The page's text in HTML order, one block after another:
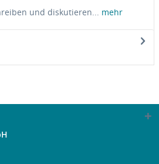
und diskutieren...
mehr